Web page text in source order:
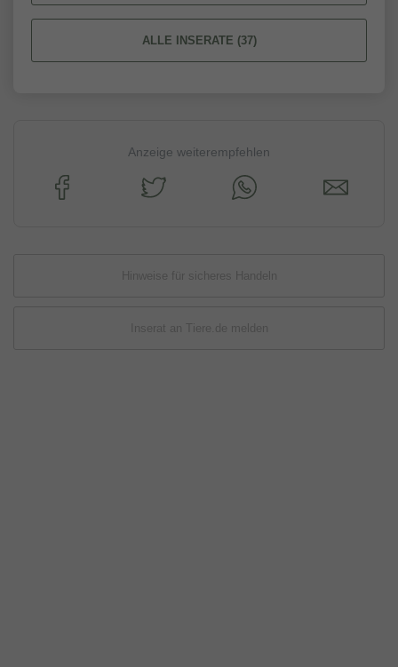
ALLE INSERATE (37)
Anzeige weiterempfehlen
Hinweise für sicheres Handeln
Inserat an Tiere.de melden